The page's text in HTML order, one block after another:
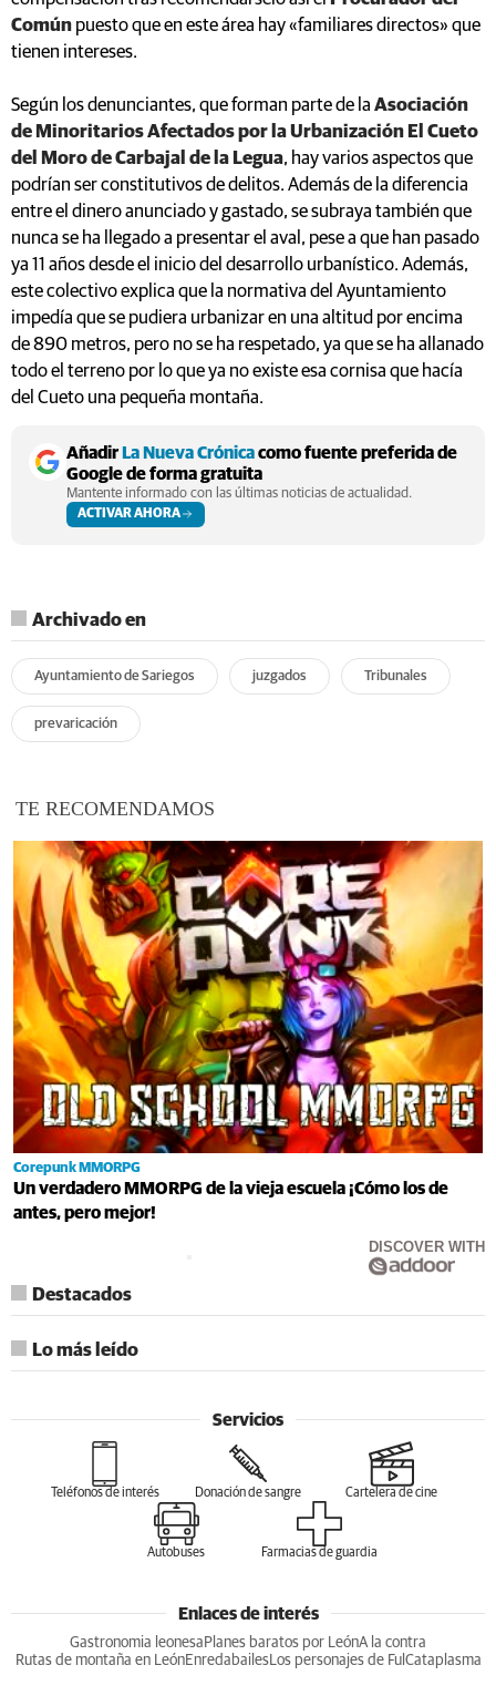
Común puesto que en este área hay «familiares directos» que
tienen intereses.
Según los denunciantes, que forman parte de la Asociación
de Minoritarios Afectados por la Urbanización El Cueto
del Moro de Carbajal de la Legua, hay varios aspectos que
podrían ser constitutivos de delitos. Además de la diferencia
entre el dinero anunciado y gastado, se subraya también que
nunca se ha llegado a presentar el aval, pese a que han pasado
ya 11 años desde el inicio del desarrollo urbanístico. Además,
este colectivo explica que la normativa del Ayuntamiento
impedía que se pudiera urbanizar en una altitud por encima
de 890 metros, pero no se ha respetado, ya que se ha allanado
todo el terreno por lo que ya no existe esa cornisa que hacía
del Cueto una pequeña montaña.
AñadirLa Nueva Crónicacomo fuente preferida de
Google de forma gratuita
Mantente informado con las últimas noticias de actualidad.
ACTIVAR AHORA
Archivado en
Ayuntamiento de Sariegos juzgados Tribunales
prevaricación
TE RECOMENDAMOS
Corepunk MMORPG
Un verdadero MMORPG de la vieja escuela ¡Cómo los de
antes, pero mejor!
DISCOVER WITH
Destacados
Lo más leído
Servicios
Teléfonos de interés Donación de sangre Cartelera de cine
Autobuses Farmacias de guardia
Enlaces de interés
Gastronomia leonesa Planes baratos por LeónA la contra
Rutas de montaña en LeónEnredabailesLos personajes de Ful Cataplasma